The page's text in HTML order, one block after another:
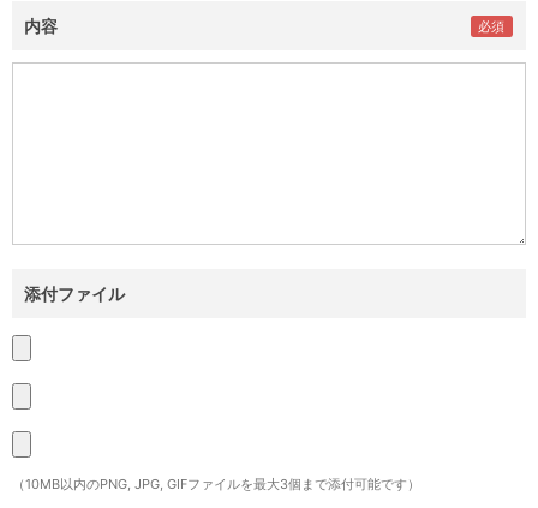
内容
添付ファイル
（10MB以内のPNG, JPG, GIFファイルを最大3個まで添付可能です）